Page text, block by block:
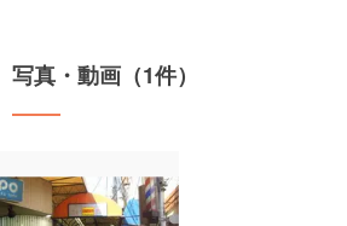
写真・動画（1件）